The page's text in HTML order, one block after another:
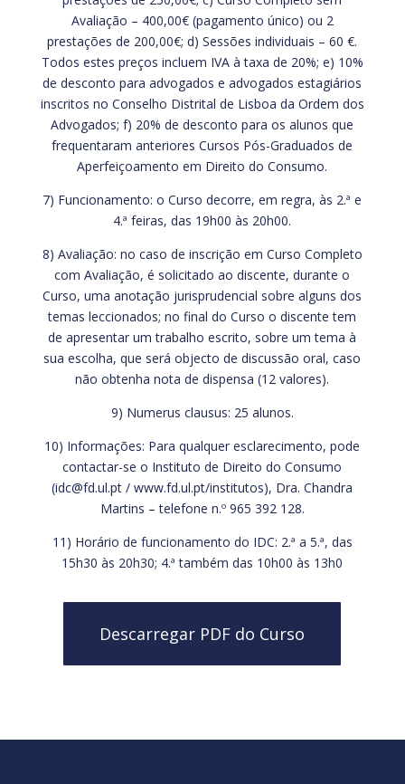
Avaliação – 400,00€ (pagamento único) ou 2
prestações de 200,00€; d) Sessões individuais – 60 €.
Todos estes preços incluem IVA à taxa de 20%; e) 10%
de desconto para advogados e advogados estagiários
inscritos no Conselho Distrital de Lisboa da Ordem dos
Advogados; f) 20% de desconto para os alunos que
frequentaram anteriores Cursos Pós-Graduados de
Aperfeiçoamento em Direito do Consumo.
7) Funcionamento: o Curso decorre, em regra, às 2.ª e
4.ª feiras, das 19h00 às 20h00.
8) Avaliação: no caso de inscrição em Curso Completo
com Avaliação, é solicitado ao discente, durante o
Curso, uma anotação jurisprudencial sobre alguns dos
temas leccionados; no final do Curso o discente tem
de apresentar um trabalho escrito, sobre um tema à
sua escolha, que será objecto de discussão oral, caso
não obtenha nota de dispensa (12 valores).
9) Numerus clausus: 25 alunos.
10) Informações: Para qualquer esclarecimento, pode
contactar-se o Instituto de Direito do Consumo
(idc@fd.ul.pt / www.fd.ul.pt/institutos), Dra. Chandra
Martins – telefone n.º 965 392 128.
11) Horário de funcionamento do IDC: 2.ª a 5.ª, das
15h30 às 20h30; 4.ª também das 10h00 às 13h0
Descarregar PDF do Curso